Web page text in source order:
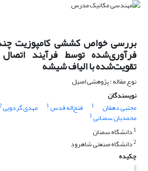
بررسی خواص کششی کامپوزیت
فرآوری‌شده توسط فرآیند اتصال
تقویت‌شده با الیاف شیشه
نوع مقاله : پژوهشی اصیل
نویسندگان
مجتبی دهقان
1 فتح‌اله قدس1 مهدی گردویی
محمدیان سمنانی1
1 دانشگاه سمنان
2دانشگاه صنعتی شاهرود
چکیده